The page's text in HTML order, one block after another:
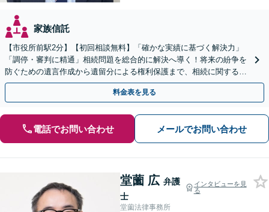
家族信託
【市役所前駅2分】【初回相談無料】「確かな実績に基づく解決力」
「調停・審判に精通」相続問題を総合的に解決へ導く！将来の紛争を
防ぐための遺言作成から遺留分による権利保護まで、相続に関するあ
らゆる場面でサポート「安心の料金体系と丁寧な説明」
料金表を見る
電話でお問い合わせ メールでお問い合わせ
堂薗 広 弁護
士
インタビューを見
る
堂薗法律事務所